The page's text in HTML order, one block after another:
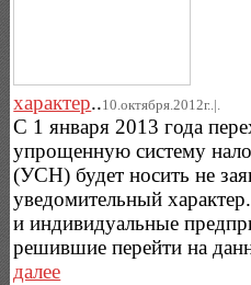
характер..10.октября.2012г..|.
С 1 января 2013 года
упрощенную систему
(УСН) будет носить не
уведомительный
и индивидуальные
решившие перейти на
далее